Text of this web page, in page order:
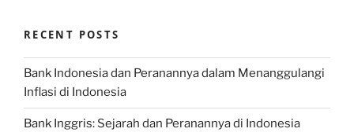
RECENT POSTS
Bank Indonesia dan Peranannya dalam Menanggulangi
Inflasi di Indonesia
Bank Inggris: Sejarah dan Peranannya di Indonesia